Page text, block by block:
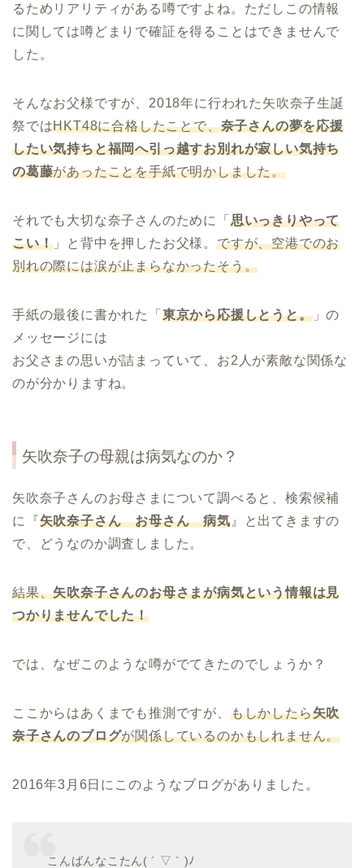
るためリアリティがある噂ですよね。ただしこの情報
に関しては噂どまりで確証を得ることはできませんで
した。
そんなお父様ですが、2018年に行われた矢吹奈子生誕
祭ではHKT48に合格したことで、奈子さんの夢を応援
したい気持ちと福岡へ引っ越すお別れが寂しい気持ち
の葛藤があったことを手紙で明かしました。
それでも大切な奈子さんのために「 思いっきりやって
こい！ 」と背中を押したお父様。ですが、空港でのお
別れの際には涙が止まらなかったそう。
手紙の最後に書かれた「 東京から応援しとうと。」の
メッセージには
お父さまの思いが詰まっていて、お2人が素敵な関係な
のが分かりますね。
矢吹奈子の母親は病気なのか？
矢吹奈子さんのお母さまについて調べると、検索候補
に『矢吹奈子さん お母さん 病気』と出てきますの
で、どうなのか調査しました。
結果、矢吹奈子さんのお母さまが病気という情報は見
つかりませんでした！
では、なぜこのような噂がでてきたのでしょうか？
ここからはあくまでも推測ですが、 もしかしたら矢吹
奈子さんのブログが関係しているのかもしれません。
2016年3月6日にこのようなブログがありました。
こんばんなこたん( ´ ▽ ` )ﾉ